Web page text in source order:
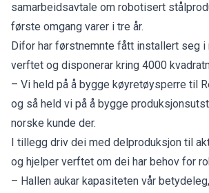
samarbeidsavtale om robotisert
første omgang varer i tre år.
Difor har førstnemnte fått installert seg i
verftet og disponerar kring 4000
– Vi held på å bygge køyretøysperre til
og så held vi på å bygge
norske kunde der.
I tillegg driv dei med delproduksjon til
og hjelper verftet om dei har behov for
– Hallen aukar kapasiteten vår